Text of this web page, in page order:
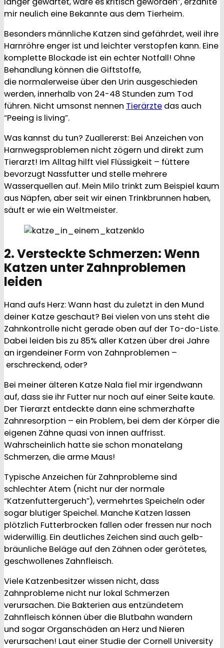
mir neulich eine Bekannte aus dem Tierheim.
Besonders männliche Katzen sind gefährdet, weil ihre
Harnröhre enger ist und leichter verstopfen kann. Eine
komplette Blockade ist ein echter Notfall! Ohne
Behandlung können die Giftstoffe,
die normalerweise über den Urin ausgeschieden
werden, innerhalb von 24-48 Stunden zum Tod
führen. Nicht umsonst nennen Tierärzte das auch
“Peeing is living”.
Was kannst du tun? Zuallererst: Bei Anzeichen von
Harnwegsproblemen nicht zögern und direkt zum
Tierarzt! Im Alltag hilft viel Flüssigkeit – füttere
bevorzugt Nassfutter und stelle mehrere
Wasserquellen auf. Mein Milo trinkt zum Beispiel kaum
aus Näpfen, aber seit wir einen Trinkbrunnen haben,
säuft er wie ein Weltmeister.
2. Versteckte Schmerzen: Wenn
Katzen unter Zahnproblemen
leiden
Hand aufs Herz: Wann hast du zuletzt in den Mund
deiner Katze geschaut? Bei vielen von uns steht die
Zahnkontrolle nicht gerade oben auf der To-do-Liste.
Dabei leiden bis zu 85% aller Katzen über drei Jahre
an irgendeiner Form von Zahnproblemen –
erschreckend, oder?
Bei meiner älteren Katze Nala fiel mir irgendwann
auf, dass sie ihr Futter nur noch auf einer Seite kaute.
Der Tierarzt entdeckte dann eine schmerzhafte
Zahnresorption – ein Problem, bei dem der Körper die
eigenen Zähne quasi von innen auffrisst.
Wahrscheinlich hatte sie schon monatelang
Schmerzen, die arme Maus!
Typische Anzeichen für Zahnprobleme sind
schlechter Atem (nicht nur der normale
“Katzenfuttergeruch”), vermehrtes Speicheln oder
sogar blutiger Speichel. Manche Katzen lassen
plötzlich Futterbrocken fallen oder fressen nur noch
widerwillig. Ein deutliches Zeichen sind auch gelb-
bräunliche Beläge auf den Zähnen oder gerötetes,
geschwollenes Zahnfleisch.
Viele Katzenbesitzer wissen nicht, dass
Zahnprobleme nicht nur lokal Schmerzen
verursachen. Die Bakterien aus entzündetem
Zahnfleisch können über die Blutbahn wandern
und sogar Organschäden an Herz und Nieren
verursachen! Laut einer Studie der Cornell University